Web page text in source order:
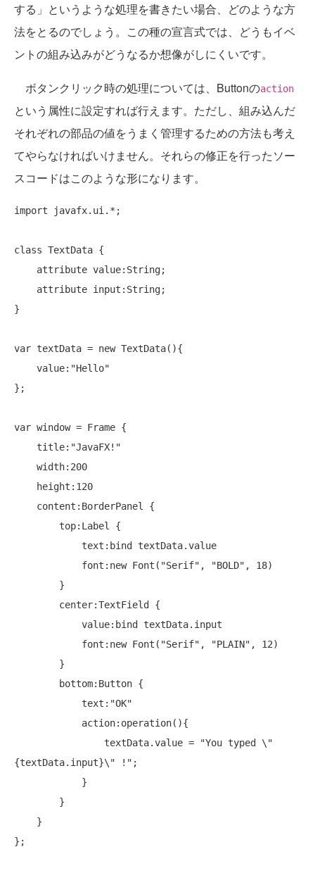
する」というような処理を書きたい場合、どのような方
法をとるのでしょう。この種の宣言式では、どうもイベ
ントの組み込みがどうなるか想像がしにくいです。
ボタンクリック時の処理については、Buttonのaction
という属性に設定すれば行えます。ただし、組み込んだ
それぞれの部品の値をうまく管理するための方法も考え
てやらなければいけません。それらの修正を行ったソー
スコードはこのような形になります。
import javafx.ui.*;
class TextData {
}
var textData = new TextData(){
    value:
"Hello"
};
var window = Frame {
    title:
"JavaFX!"
            font:
new Font( "Serif" , "BOLD" , 18)
            font:
new Font( "Serif" , "PLAIN" , 12)
            text:
"OK"
                textData.value =
"You typed \"
{textData.input}\" !" ;
};